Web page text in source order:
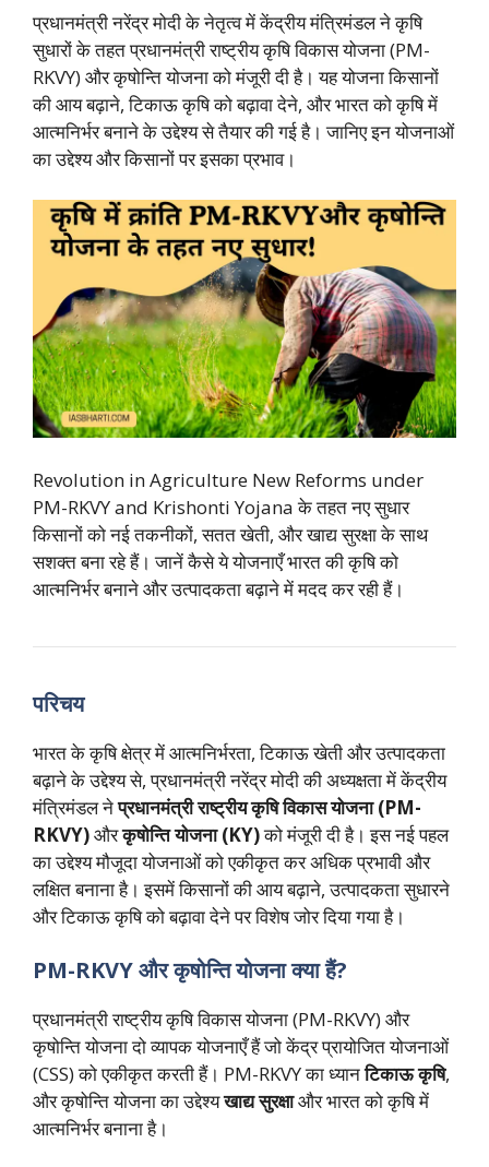
प्रधानमंत्री नरेंद्र मोदी के नेतृत्व में केंद्रीय मंत्रिमंडल ने कृषि
सुधारों के तहत प्रधानमंत्री राष्ट्रीय कृषि विकास योजना (PM-
RKVY) और कृषोन्ति योजना को मंजूरी दी है। यह योजना किसानों
की आय बढ़ाने, टिकाऊ कृषि को बढ़ावा देने, और भारत को कृषि में
आत्मनिर्भर बनाने के उद्देश्य से तैयार की गई है। जानिए इन योजनाओं
का उद्देश्य और किसानों पर इसका प्रभाव।
Revolution in Agriculture New Reforms under
PM-RKVY and Krishonti Yojana के तहत नए सुधार
किसानों को नई तकनीकों, सतत खेती, और खाद्य सुरक्षा के साथ
सशक्त बना रहे हैं। जानें कैसे ये योजनाएँ भारत की कृषि को
आत्मनिर्भर बनाने और उत्पादकता बढ़ाने में मदद कर रही हैं।
परिचय
भारत के कृषि क्षेत्र में आत्मनिर्भरता, टिकाऊ खेती और उत्पादकता
बढ़ाने के उद्देश्य से, प्रधानमंत्री नरेंद्र मोदी की अध्यक्षता में केंद्रीय
मंत्रिमंडल नेप्रधानमंत्री राष्ट्रीय कृषि विकास योजना (PM-
RKVY)औरकृषोन्ति योजना (KY)को मंजूरी दी है। इस नई पहल
का उद्देश्य मौजूदा योजनाओं को एकीकृत कर अधिक प्रभावी और
लक्षित बनाना है। इसमें किसानों की आय बढ़ाने, उत्पादकता सुधारने
और टिकाऊ कृषि को बढ़ावा देने पर विशेष जोर दिया गया है।
PM-RKVY और कृषोन्ति योजना क्या हैं?
प्रधानमंत्री राष्ट्रीय कृषि विकास योजना (PM-RKVY) और
कृषोन्ति योजना दो व्यापक योजनाएँ हैं जो केंद्र प्रायोजित योजनाओं
(CSS) को एकीकृत करती हैं। PM-RKVY का ध्यानटिकाऊ कृषि,
और कृषोन्ति योजना का उद्देश्यखाद्य सुरक्षाऔर भारत को कृषि में
आत्मनिर्भर बनाना है।